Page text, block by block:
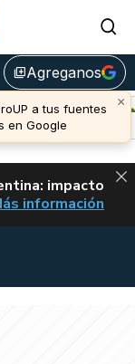
library_addAgreganos
(2,39%)
impacto
ACT EN
información